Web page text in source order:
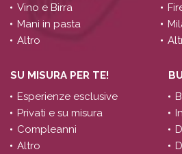
Vino e Birra
Mani in pasta
Altro
SU MISURA PER TE!
Esperienze esclusive
Privati e su misura
Compleanni
Altro